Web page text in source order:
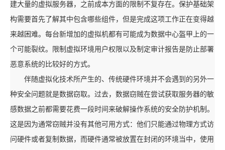
建大量的虚拟服务器，之前成本方面的限制不复存在。保护基础架
构需要首先了解其中包含哪些组件，但是完成这项工作正在变得越
来越困难。每台新增加的虚拟机都有可能成为数据中心盔甲上的一
个可能裂纹。限制虚拟环境用户权限以及制定审计报告是防止部署
恶意系统的比较好的方式。
伴随虚拟化技术所产生的、传统硬件环境并不会遇到的另外一
种安全问题就是数据窃取。过去，数据窃贼在尝试获取服务器的敏
感数据之前都需要花费一段时间来破解操作系统的安全防护机制。
这是因为通常窃贼并没有其他可用方式：他们只能通过物理方式访
问硬件或者复制数据，而硬件通常被放置在封闭的环境当中，使用